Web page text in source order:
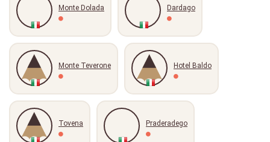
Monte Dolada Dardago
Monte Teverone Hotel Baldo
Tovena Praderadego